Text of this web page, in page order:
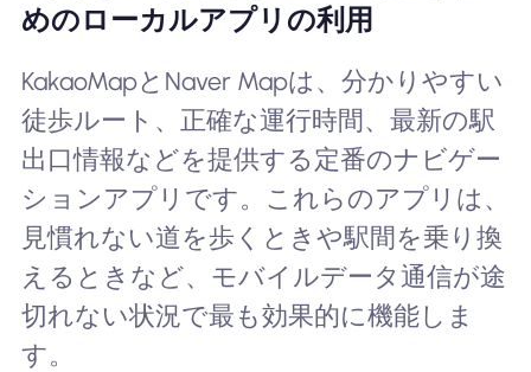
めのローカルアプリの利用
KakaoMapとNaver Mapは、分かりやすい
徒歩ルート、正確な運行時間、最新の駅
出口情報などを提供する定番のナビゲー
ションアプリです。これらのアプリは、
見慣れない道を歩くときや駅間を乗り換
えるときなど、モバイルデータ通信が途
切れない状況で最も効果的に機能しま
す。